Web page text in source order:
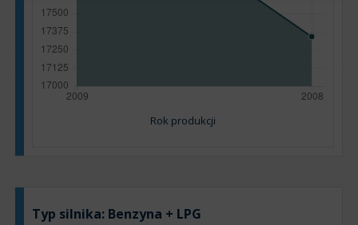
Rok produkcji
Typ silnika: Benzyna + LPG